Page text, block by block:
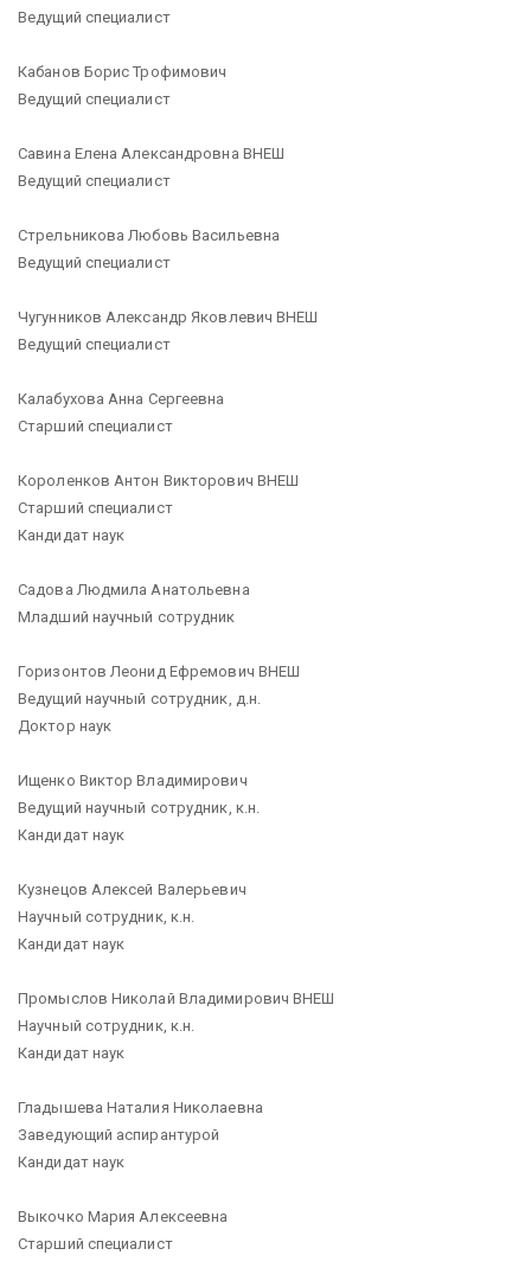
Ведущий специалист
Кабанов Борис Трофимович
Ведущий специалист
Савина Елена Александровна ВНЕШ
Ведущий специалист
Стрельникова Любовь Васильевна
Ведущий специалист
Чугунников Александр Яковлевич ВНЕШ
Ведущий специалист
Калабухова Анна Сергеевна
Старший специалист
Короленков Антон Викторович ВНЕШ
Старший специалист
Кандидат наук
Садова Людмила Анатольевна
Младший научный сотрудник
Горизонтов Леонид Ефремович ВНЕШ
Ведущий научный сотрудник, д.н.
Доктор наук
Ищенко Виктор Владимирович
Ведущий научный сотрудник, к.н.
Кандидат наук
Кузнецов Алексей Валерьевич
Научный сотрудник, к.н.
Кандидат наук
Промыслов Николай Владимирович ВНЕШ
Научный сотрудник, к.н.
Кандидат наук
Гладышева Наталия Николаевна
Заведующий аспирантурой
Кандидат наук
Выкочко Мария Алексеевна
Старший специалист